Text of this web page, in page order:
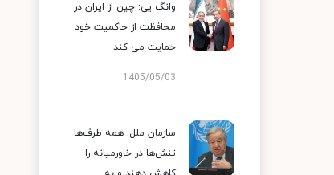
وانگ یی: چین از ایران در
محافظت از حاکمیت خود
حمایت می کند
1405/05/03
سازمان ملل: همه طرف‌ها
تنش‌ها در خاورمیانه را